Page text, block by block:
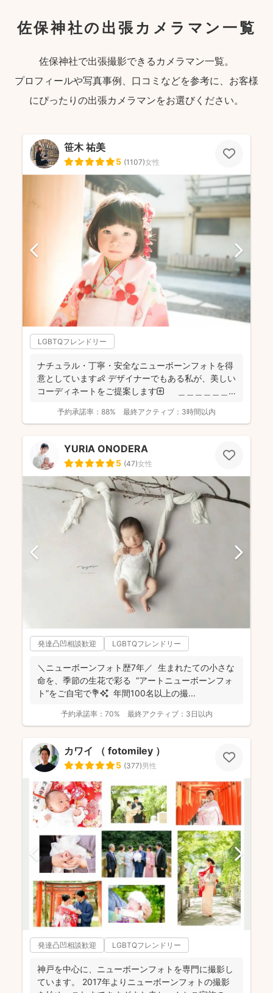
佐保神社の出張カメラマン一覧
佐保神社で出張撮影できるカメラマン一覧。
プロフィールや写真事例、口コミなどを参考に、お客様
にぴったりの出張カメラマンをお選びください。
笹木 祐美
5 (1107)女性
LGBTQフレンドリー
ナチュラル・丁寧・安全なニューボーンフォトを得
意としています👶 デザイナーでもある私が、美しい
コーディネートをご提案します🌼 ＿＿＿＿＿＿
予約承諾率： 88% 最終アクティブ： 3時間以内
YURIA ONODERA
5 (47)女性
発達凸凹相談歓迎 LGBTQフレンドリー
＼ニューボーンフォト歴7年／ 生まれたての小さな
命を、季節の生花で彩る “アートニューボーンフォ
ト”をご自宅で💐✨ 年間100名以上の撮...
予約承諾率： 70% 最終アクティブ： 3日以内
カワイ （ fotomiley ）
5 (377)男性
発達凸凹相談歓迎 LGBTQフレンドリー
神戸を中心に、ニューボーンフォトを専門に撮影し
ています。 2017年よりニューボーンフォトの撮影